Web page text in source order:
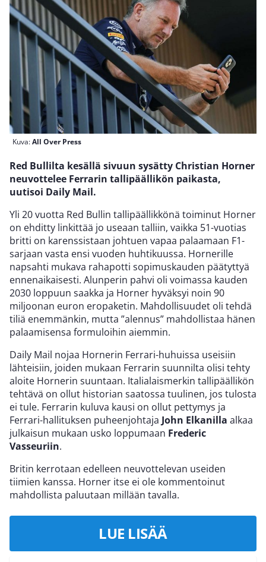
Kuva:All Over Press
Red Bullilta kesällä sivuun sysätty Christian Horner
neuvottelee Ferrarin tallipäällikön paikasta,
uutisoi Daily Mail.
Yli 20 vuotta Red Bullin tallipäällikkönä toiminut Horner
on ehditty linkittää jo useaan talliin, vaikka 51-vuotias
britti on karenssistaan johtuen vapaa palaamaan F1-
sarjaan vasta ensi vuoden huhtikuussa. Hornerille
napsahti mukava rahapotti sopimuskauden päätyttyä
ennenaikaisesti. Alunperin pahvi oli voimassa kauden
2030 loppuun saakka ja Horner hyväksyi noin 90
miljoonan euron eropaketin. Mahdollisuudet oli tehdä
tiliä enemmänkin, mutta ”alennus” mahdollistaa hänen
palaamisensa formuloihin aiemmin.
Daily Mail nojaa Hornerin Ferrari-huhuissa useisiin
lähteisiin, joiden mukaan Ferrarin suunnilta olisi tehty
aloite Hornerin suuntaan. Italialaismerkin tallipäällikön
tehtävä on ollut historian saatossa tuulinen, jos tulosta
ei tule. Ferrarin kuluva kausi on ollut pettymys ja
Ferrari-hallituksen puheenjohtaja John Elkanilla alkaa
julkaisun mukaan usko loppumaan Frederic
Vasseuriin.
Britin kerrotaan edelleen neuvottelevan useiden
tiimien kanssa. Horner itse ei ole kommentoinut
mahdollista paluutaan millään tavalla.
LUE LISÄÄ